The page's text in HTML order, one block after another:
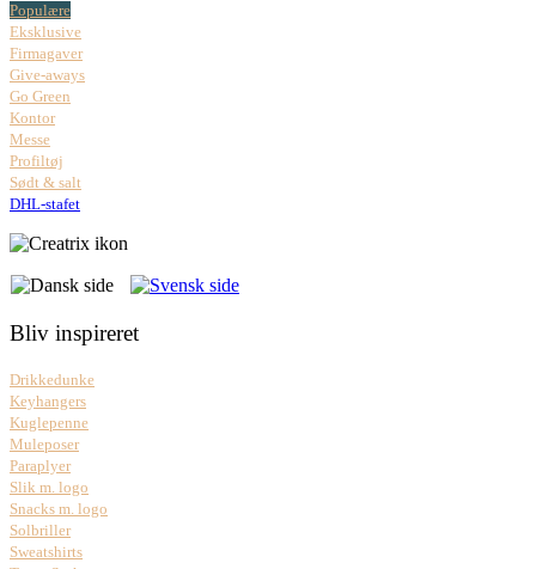
Populære
Eksklusive
Firmagaver
Give-aways
Go Green
Kontor
Messe
Profiltøj
Sødt & salt
DHL-stafet
Bliv inspireret
Drikkedunke
Keyhangers
Kuglepenne
Muleposer
Paraplyer
Slik m. logo
Snacks m. logo
Solbriller
Sweatshirts